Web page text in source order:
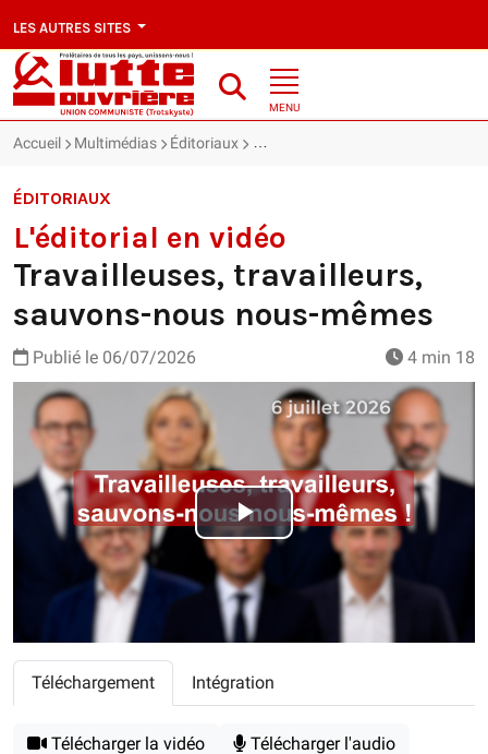
LES AUTRES SITES
MENU
Accueil Multimédias Éditoriaux L'éditorial en vidéo :
ÉDITORIAUX
L'éditorial en vidéo
Travailleuses, travailleurs,
sauvons-nous nous-mêmes
Publié le 06/07/2026 4 min 18
Play
Video
Téléchargement Intégration
Télécharger la vidéo Télécharger l'audio